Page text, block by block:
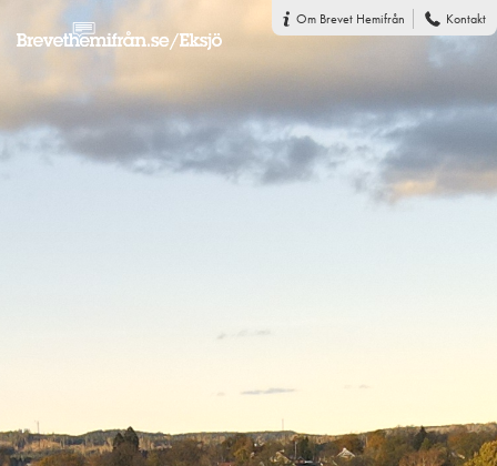
Om Brevet Hemifrån Kontakt